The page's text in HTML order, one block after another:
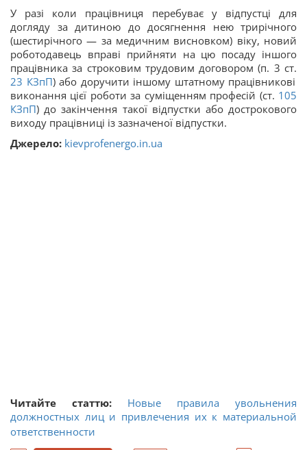
У разі коли працівниця перебуває у відпустці для
догляду за дитиною до досягнення нею трирічного
(шестирічного — за медичним висновком) віку, новий
роботодавець вправі прийняти на цю посаду іншого
працівника за строковим трудовим договором (п. 3 ст.
23 КЗпП) або доручити іншому штатному працівникові
виконання цієї роботи за суміщенням професій (ст. 105
КЗпП) до закінчення такої відпустки або дострокового
виходу працівниці із зазначеної відпустки.
Джерело: kievprofenergo.in.ua
Читайте статтю: Новые правила увольнения
должностных лиц и привлечения их к материальной
ответственности